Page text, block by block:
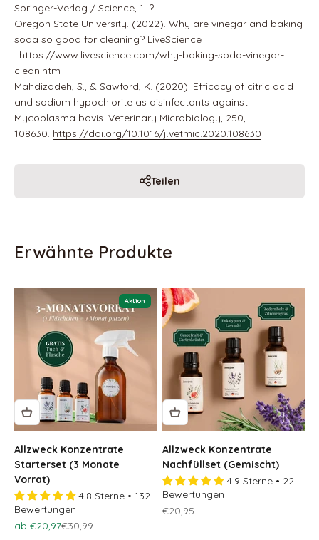
Springer-Verlag / Science, 1–?
Oregon State University. (2022). Why are vinegar and baking
soda so good for cleaning? LiveScience
. https://www.livescience.com/why-baking-soda-vinegar-
clean.htm
Mahdizadeh, S., & Sawford, K. (2020). Efficacy of citric acid
and sodium hypochlorite as disinfectants against
Mycoplasma bovis. Veterinary Microbiology, 250,
108630. https://doi.org/10.1016/j.vetmic.2020.108630
Teilen
Aktion
Allzweck Konzentrate
Starterset (3 Monate
Vorrat)
4.8 Sterne • 132
Bewertungen
Osteraktion 🐣
ab €20,97Regulärer Preis
€30,99
Allzweck Konzentrate
Nachfüllset (Gemischt)
4.9 Sterne • 22
Bewertungen
Osteraktion 🐣
€20,95